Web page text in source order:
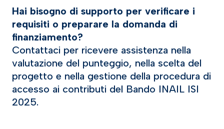
Hai bisogno di supporto per verificare i
requisiti o preparare la domanda di
finanziamento?
Contattaci per ricevere assistenza nella
valutazione del punteggio, nella scelta del
progetto e nella gestione della procedura di
accesso ai contributi del Bando INAIL ISI
2025.